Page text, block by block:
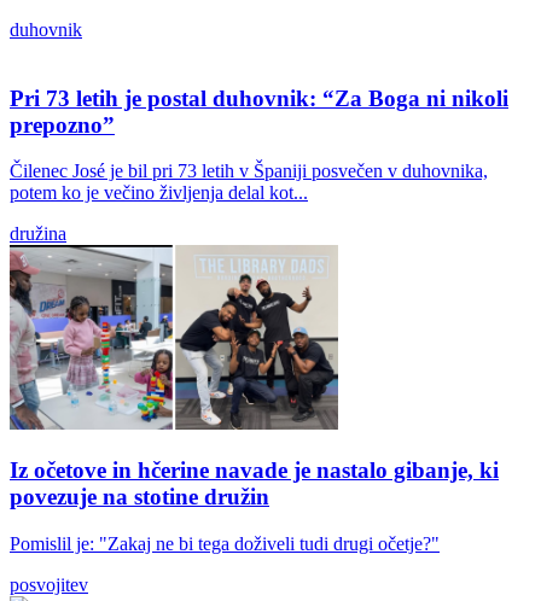
duhovnik
Pri 73 letih je postal duhovnik: “Za Boga ni nikoli
prepozno”
Čilenec José je bil pri 73 letih v Španiji posvečen v duhovnika,
potem ko je večino življenja delal kot...
družina
Iz očetove in hčerine navade je nastalo gibanje, ki
povezuje na stotine družin
Pomislil je: "Zakaj ne bi tega doživeli tudi drugi očetje?"
posvojitev